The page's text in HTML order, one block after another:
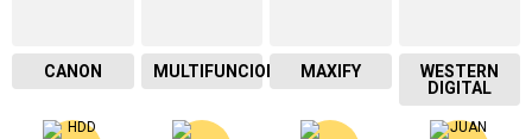
CANON MULTIFUNCIONAL MAXIFY
WESTERN
DIGITAL